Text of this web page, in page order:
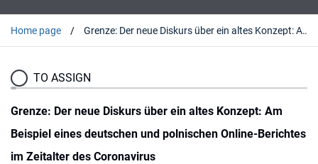
Home page Grenze: Der neue Diskurs über ein altes Konzept: Am Beispiel eines deutschen und polnischen Online-Berichtes im Zeitalter des Coronavirus
TO ASSIGN
Grenze: Der neue Diskurs über ein altes Konzept: Am
Beispiel eines deutschen und polnischen Online-Berichtes
im Zeitalter des Coronavirus